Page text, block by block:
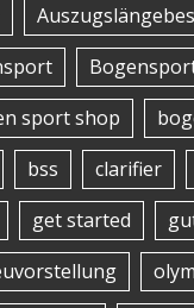
sport shop
bss clarifier
get started